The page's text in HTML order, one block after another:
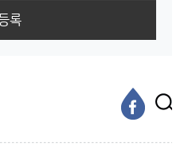
록